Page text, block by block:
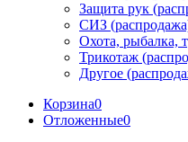
Защита рук
СИЗ
Охота, рыбалка,
Трикотаж
Другое
Корзина0
Отложенные0